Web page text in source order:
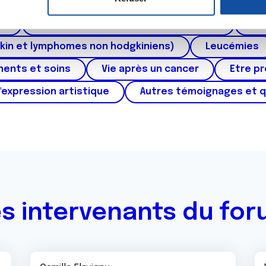
de publicité et d'analyse, qui peuvent combiner celles-ci
ont collectées lors de votre utilisation de leurs services.
et lymphomes non hodgkiniens) Leucémies
et soins Vie après un cancer Etre
artistique Autres témoignages et
intervenants du